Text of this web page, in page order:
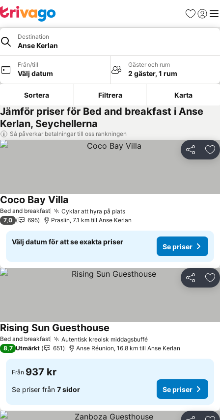
Favoriter
Logga
Destination
Anse Kerlan
Från/till
Välj datum
Gäster och rum
2 gäster, 1 rum
Sortera Filtrera Karta
Jämför priser för Bed and breakfast i Anse
Kerlan, Seychellerna
Så påverkar betalningar till oss rankningen
Dela
Bed and breakfast Cyklar att hyra på platsSe priser
Coco Bay Villa
7,0 695 Praslin, 7.1 km till Anse Kerlan
Välj datum för att se exakta priser
Se priser
Dela
Bed and breakfast Autentisk kreolsk middagsbufféSe priser
Rising Sun Guesthouse
8,7 Utmärkt 651 Anse Réunion, 16.8 km till Anse Kerlan
Från 937 kr
Se priser från 7 sidor Se priser